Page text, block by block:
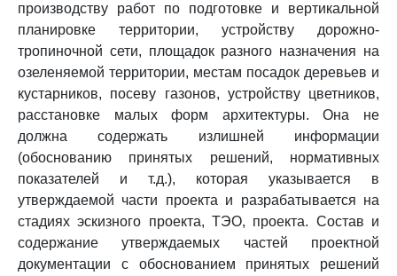
производству работ по подготовке и вертикальной
планировке территории, устройству дорожно-
тропиночной сети, площадок разного назначения на
озеленяемой территории, местам посадок деревьев и
кустарников, посеву газонов, устройству цветников,
расстановке малых форм архитектуры. Она не
должна содержать излишней информации
(обоснованию принятых решений, нормативных
показателей и т.д.), которая указывается в
утверждаемой части проекта и разрабатывается на
стадиях эскизного проекта, ТЭО, проекта. Состав и
содержание утверждаемых частей проектной
документации с обоснованием принятых решений